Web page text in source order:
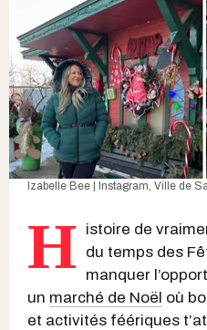
Izabelle Bee | Instagram Ville de
H istoire de
du temps des
manquer
un marché de Noël où
et activités féériques